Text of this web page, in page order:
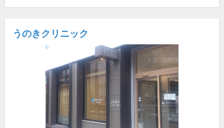
うのきクリニック